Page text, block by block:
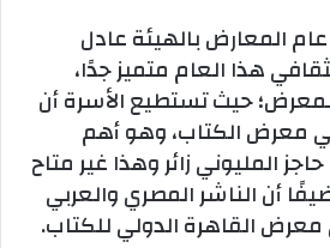
المعارض بالهيئة عادل
هذا العام متميز جدًا،
حيث تستطيع الأسرة أن
معرض الكتاب، وهو أهم
المليوني زائر وهذا غير متاح
أن الناشر المصري والعربي
القاهرة الدولي للكتاب.